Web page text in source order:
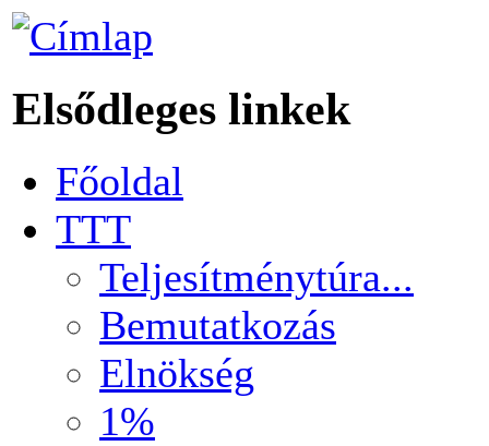
Elsődleges linkek
Főoldal
TTT
Teljesítménytúra...
Bemutatkozás
Elnökség
1%